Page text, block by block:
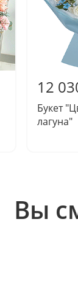
12
Букет
лагуна"
Вы